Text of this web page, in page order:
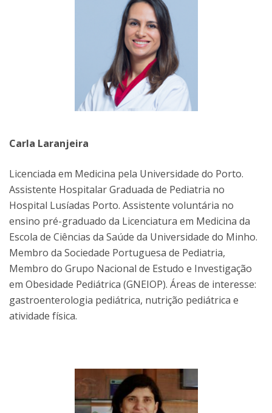
Carla Laranjeira
Licenciada em Medicina pela Universidade do Porto.
Assistente Hospitalar Graduada de Pediatria no
Hospital Lusíadas Porto. Assistente voluntária no
ensino pré-graduado da Licenciatura em Medicina da
Escola de Ciências da Saúde da Universidade do Minho.
Membro da Sociedade Portuguesa de Pediatria,
Membro do Grupo Nacional de Estudo e Investigação
em Obesidade Pediátrica (GNEIOP). Áreas de interesse:
gastroenterologia pediátrica, nutrição pediátrica e
atividade física.